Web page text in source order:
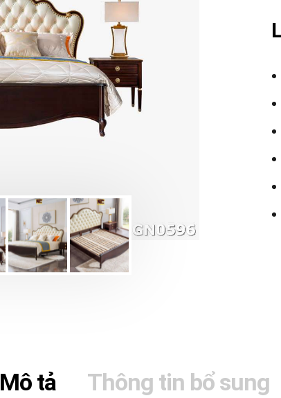
Mô tả Thông tin bổ sung